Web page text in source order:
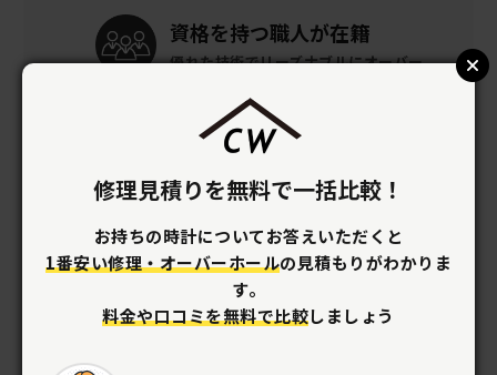
資格を持つ職人が在籍
優れた技術でリーズナブルにオーバー
梱包キットを無料提供
料で提供。着払いで修理店へ送るだ
け。
修理見積りを無料で一括比較！
お持ちの時計についてお答えいただくと
1番安い修理・オーバーホールの見積もりがわかりま
す。
料金や口コミを無料で比較しましょう